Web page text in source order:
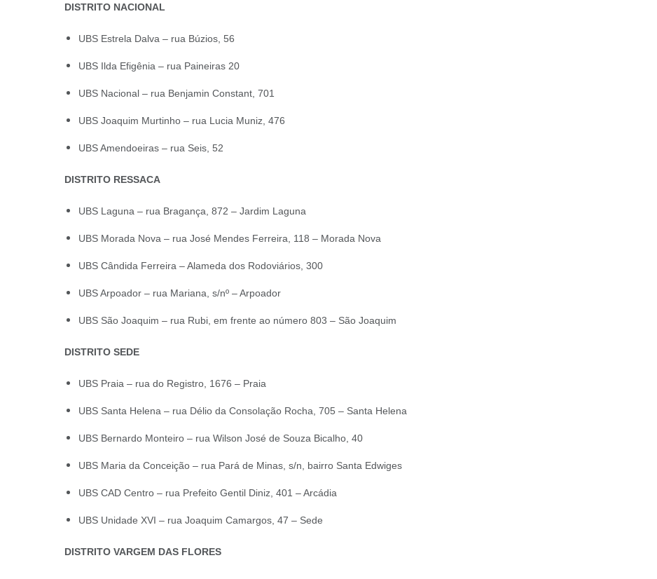
DISTRITO NACIONAL
UBS Estrela Dalva – rua Búzios, 56
UBS Ilda Efigênia – rua Paineiras 20
UBS Nacional – rua Benjamin Constant, 701
UBS Joaquim Murtinho – rua Lucia Muniz, 476
UBS Amendoeiras – rua Seis, 52
DISTRITO RESSACA
UBS Laguna – rua Bragança, 872 – Jardim Laguna
UBS Morada Nova – rua José Mendes Ferreira, 118 – Morada Nova
UBS Cândida Ferreira – Alameda dos Rodoviários, 300
UBS Arpoador – rua Mariana, s/nº – Arpoador
UBS São Joaquim – rua Rubi, em frente ao número 803 – São Joaquim
DISTRITO SEDE
UBS Praia – rua do Registro, 1676 – Praia
UBS Santa Helena – rua Délio da Consolação Rocha, 705 – Santa Helena
UBS Bernardo Monteiro – rua Wilson José de Souza Bicalho, 40
UBS Maria da Conceição – rua Pará de Minas, s/n, bairro Santa Edwiges
UBS CAD Centro – rua Prefeito Gentil Diniz, 401 – Arcádia
UBS Unidade XVI – rua Joaquim Camargos, 47 – Sede
DISTRITO VARGEM DAS FLORES